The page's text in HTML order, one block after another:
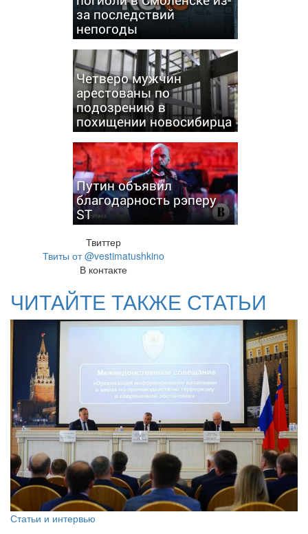
за последствий
непогоды
Четверо мужчин
арестованы по
подозрению в
похищении новосибирца
Путин объявил
благодарность рэперу
ST
Твиттер
Твиты от @vestimatushkino
В контакте
ЧИТАЙТЕ ТАКЖЕ СТАТЬИ
Статьи и интервью